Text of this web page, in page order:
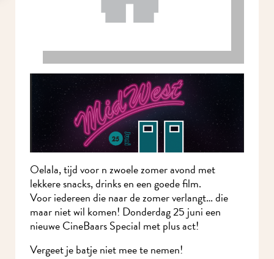
Oelala, tijd voor n zwoele zomer avond met
lekkere snacks, drinks en een goede film.
Voor iedereen die naar de zomer verlangt… die
maar niet wil komen! Donderdag 25 juni een
nieuwe CineBaars Special met plus act!
Vergeet je batje niet mee te nemen!